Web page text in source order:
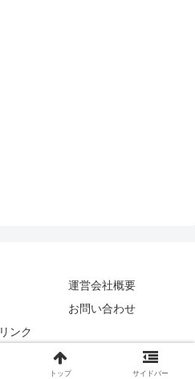
運営会社概要
お問い合わせ
リンク
zetta segment Inc
トップ サイドバー